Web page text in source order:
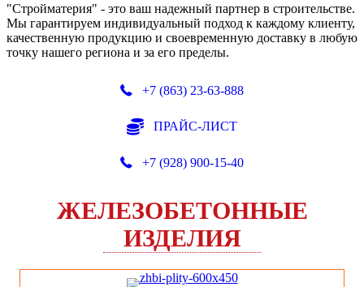
"Стройматерия" - это ваш надежный партнер в строительстве.
Мы гарантируем индивидуальный подход к каждому клиенту,
качественную продукцию и своевременную доставку в любую
точку нашего региона и за его пределы.
+7 (863) 23-63-888
ПРАЙС-ЛИСТ
+7 (928) 900-15-40
ЖЕЛЕЗОБЕТОННЫЕ
ИЗДЕЛИЯ